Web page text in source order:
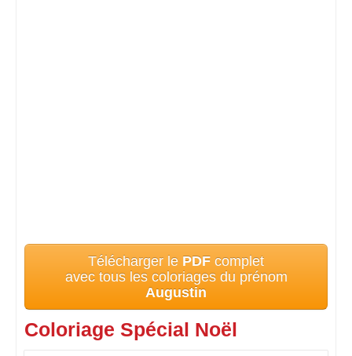
Télécharger le PDF complet
avec tous les coloriages du prénom
Augustin
Coloriage Spécial Noël